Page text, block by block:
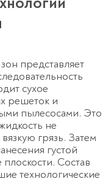
представляет
сухое
решеток и
пылесосами. Это
не
грязь. Затем
густой
Состав
технологические